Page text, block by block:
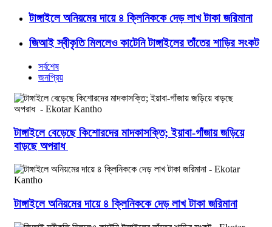
টাঙ্গাইলে অনিয়মের দায়ে ৪ ক্লিনিককে দেড় লাখ টাকা জরিমানা
জিআই স্বীকৃতি মিললেও কাটেনি টাঙ্গাইলের তাঁতের শাড়ির সংকট
সর্বশেষ
জনপ্রিয়
টাঙ্গাইলে বেড়েছে কিশোরদের মাদকাসক্তি; ইয়াবা-গাঁজায় জড়িয়ে
বাড়ছে অপরাধ
টাঙ্গাইলে অনিয়মের দায়ে ৪ ক্লিনিককে দেড় লাখ টাকা জরিমানা